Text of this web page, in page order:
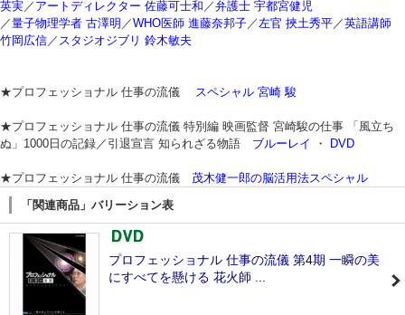
英実 ／ アートディレクター 佐藤可士和 ／弁護士 宇都宮健児
／量子物理学者 古澤明 ／WHO医師 進藤奈邦子 ／ 左官 挾土秀平 ／英語講師
竹岡広信 ／ スタジオジブリ 鈴木敏夫
★プロフェッショナル 仕事の流儀 スペシャル 宮崎 駿
★プロフェッショナル 仕事の流儀 特別編 映画監督 宮崎駿の仕事 「風立ち
ぬ」1000日の記録／引退宣言 知られざる物語 ブルーレイ ・ DVD
★プロフェッショナル 仕事の流儀 茂木健一郎の脳活用法スペシャル
「関連商品」バリーション表
プロフェッショナル 仕事の流儀 第4期 一瞬の美
にすべてを懸ける 花火師 ...